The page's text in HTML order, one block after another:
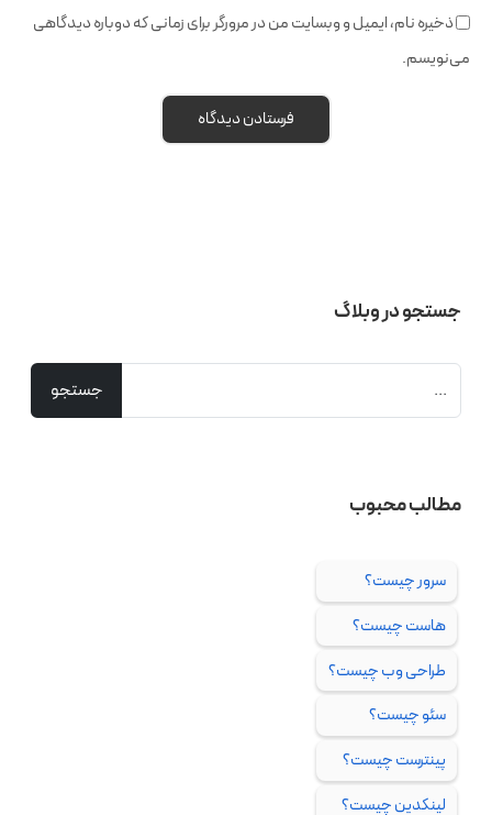
ذخیره نام، ایمیل و وبسایت من در مرورگر برای زمانی که دوباره دیدگاهی
می‌نویسم.
جستجو در وبلاگ
مطالب محبوب
سرور چیست؟
هاست چیست؟
طراحی وب چیست؟
سئو چیست؟
پینترست چیست؟
لینکدین چیست؟